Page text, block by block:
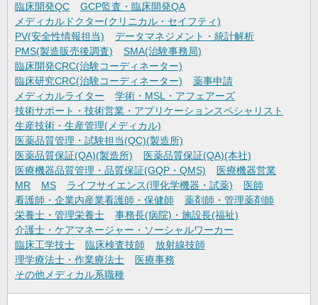
臨床開発QC
GCP監査・臨床開発QA
メディカルドクター(クリニカル・セイフティ)
PV(安全性情報担当)
データマネジメント・統計解析
PMS(製造販売後調査)
SMA(治験事務局)
臨床開発CRC(治験コーディネーター)
臨床研究CRC(治験コーディネーター)
薬事申請
メディカルライター
学術・MSL・アフェアーズ
技術サポート・技術営業・アプリケーションスペシャリスト
生産技術・生産管理(メディカル)
医薬品質管理・試験担当(QC)(製造所)
医薬品質保証(QA)(製造所)
医薬品質保証(QA)(本社)
医療機器品質管理・品質保証(GQP・QMS)
医療機器営業
MR
MS ライフサイエンス(理化学機器・試薬)
医師
看護師・企業内産業看護師・保健師
薬剤師・管理薬剤師
栄養士・管理栄養士
事務長(病院)・施設長(福祉)
介護士・ケアマネージャー・ソーシャルワーカー
臨床工学技士
臨床検査技師
放射線技師
理学療法士・作業療法士
医療事務
その他メディカル系職種